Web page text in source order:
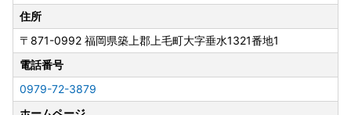
住所
〒871-0992 福岡県築上郡上毛町大字垂水1321番地1
電話番号
0979-72-3879